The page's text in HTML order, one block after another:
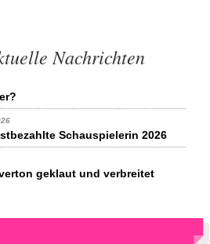
Nachrichten
Schauspielerin 2026
geklaut und verbreitet